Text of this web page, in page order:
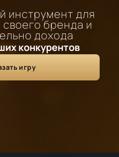
инструмент для
бренда и
дохода
конкурентов
игру